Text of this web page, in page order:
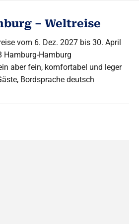
– Weltreise
vom 6. Dez. 2027 bis 30. April
Hamburg-Hamburg
aber fein, komfortabel und leger
Bordsprache deutsch